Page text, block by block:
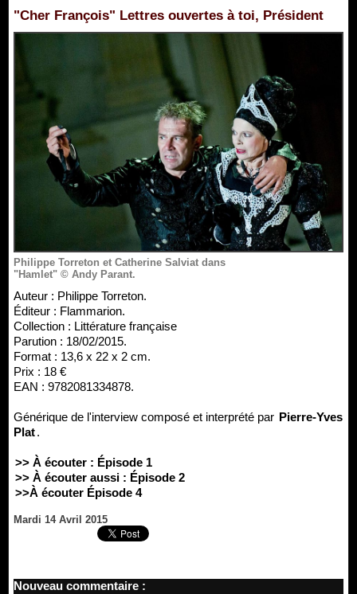
"Cher François" Lettres ouvertes à toi, Président
Philippe Torreton et Catherine Salviat dans
"Hamlet" © Andy Parant.
Auteur : Philippe Torreton.
Éditeur : Flammarion.
Collection : Littérature française
Parution : 18/02/2015.
Format : 13,6 x 22 x 2 cm.
Prix : 18 €
EAN : 9782081334878.
Générique de l'interview composé et interprété par Pierre-Yves
Plat.
>> À écouter : Épisode 1
>> À écouter aussi : Épisode 2
>>À écouter Épisode 4
Mardi 14 Avril 2015
Nouveau commentaire :